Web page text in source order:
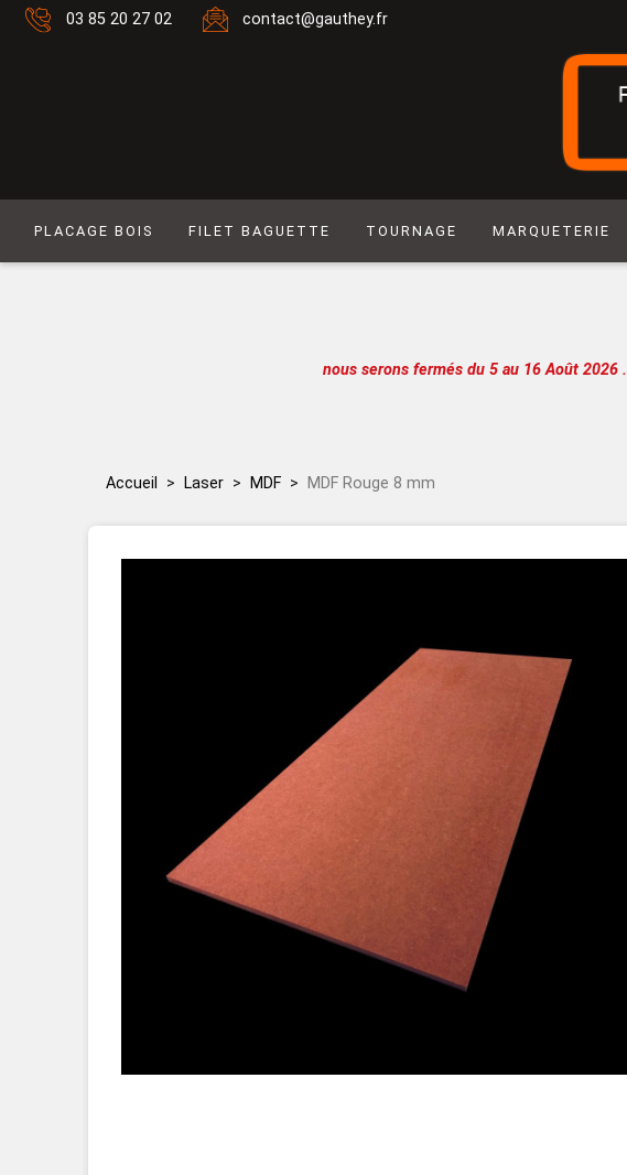
03 85 20 27 02 contact@gauthey.fr
PLACAGE BOIS
Lot de placages
FILET BAGUETTE TOURNAGE MARQUETERIE
nous serons fermés du 5 au 16 Août 2026 .
Accueil Laser MDF MDF Rouge 8 mm